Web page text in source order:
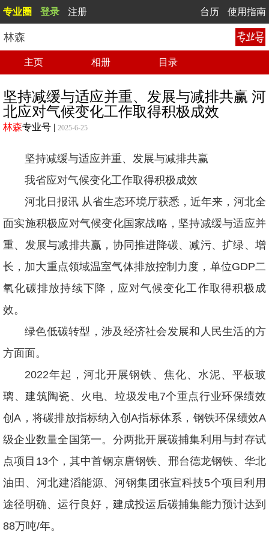
专业圈 登录 注册 台历 使用指南
林森
主页 相册 目录
坚持减缓与适应并重、发展与减排共赢 河
北应对气候变化工作取得积极成效
林森专业号 | 2025-6-25
坚持减缓与适应并重、发展与减排共赢
我省应对气候变化工作取得积极成效
河北日报讯 从省生态环境厅获悉，近年来，河北全
面实施积极应对气候变化国家战略，坚持减缓与适应并
重、发展与减排共赢，协同推进降碳、减污、扩绿、增
长，加大重点领域温室气体排放控制力度，单位GDP二
氧化碳排放持续下降，应对气候变化工作取得积极成
效。
绿色低碳转型，涉及经济社会发展和人民生活的方
方面面。
2022年起，河北开展钢铁、焦化、水泥、平板玻
璃、建筑陶瓷、火电、垃圾发电7个重点行业环保绩效
创A，将碳排放指标纳入创A指标体系，钢铁环保绩效A
级企业数量全国第一。分两批开展碳捕集利用与封存试
点项目13个，其中首钢京唐钢铁、邢台德龙钢铁、华北
油田、河北建滔能源、河钢集团张宣科技5个项目利用
途径明确、运行良好，建成投运后碳捕集能力预计达到
88万吨/年。